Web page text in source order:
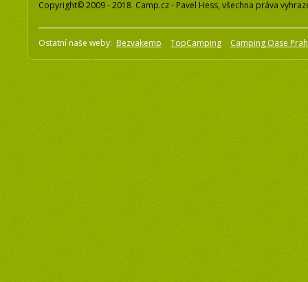
Copyright© 2009 - 2018 Camp.cz - Pavel Hess, všechna práva
Ostatní naše weby: Bezvakemp TopCamping Camping Oase